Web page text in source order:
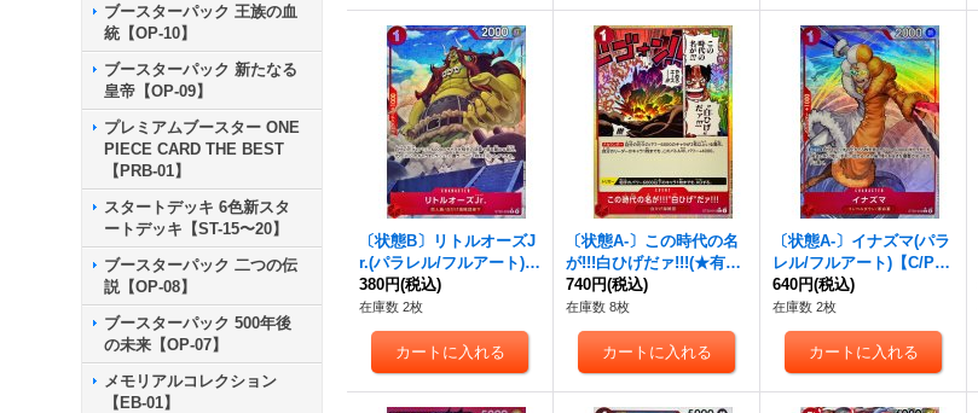
ブースターパック 王族の血
統【OP-10】
ブースターパック 新たなる
皇帝【OP-09】
プレミアムブースター ONE
PIECE CARD THE BEST
【PRB-01】
スタートデッキ 6色新スタ
ートデッキ【ST-15〜20】
ブースターパック 二つの伝
説【OP-08】
ブースターパック 500年後
の未来【OP-07】
メモリアルコレクション
【EB-01】
〔状態B〕リトルオーズJ
r.(パラレル/フルアート)
【C/P】{ST30-009}
380円(税込)
在庫数 2枚
〔状態A-〕この時代の名
が!!!白ひげだァ!!!(★有り/
foil)【C/P】{ST30-015}
740円(税込)
在庫数 8枚
〔状態A-〕イナズマ(パラ
レル/フルアート)【C/P】
{ST30-002}
640円(税込)
在庫数 2枚